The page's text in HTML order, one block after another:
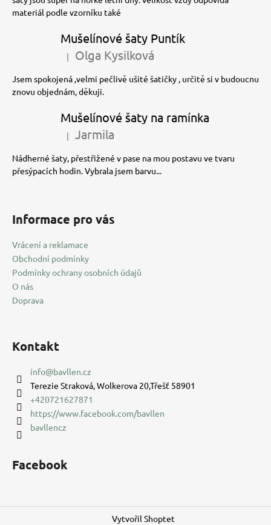
materiál podle vzorníku také
Mušelínové šaty Puntík
Hodnocení produktu je 5 z 5 hvězdiček.
| Olga Kysilková
Jsem spokojená ,velmi pečlivě ušité šatičky , určitě si v budoucnu
znovu objednám, děkuji.
Mušelínové šaty na ramínka
Hodnocení produktu je 5 z 5 hvězdiček.
| Jarmila
Nádherné šaty, přestřižené v pase na mou postavu ve tvaru
přesýpacích hodin. Vybrala jsem barvu...
Informace pro vás
Vrácení a reklamace
Obchodní podmínky
Podmínky ochrany osobních údajů
O nás
Doprava
Kontakt
info@bavllen.cz
Terezie Straková, Wolkerova 20,Třešť 58901
+420721627871
https://www.facebook.com/bavllen
bavllencz
Facebook
Vytvořil Shoptet